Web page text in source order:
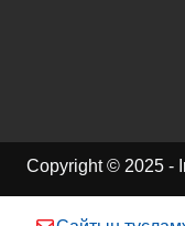
Copyright © 2025 -